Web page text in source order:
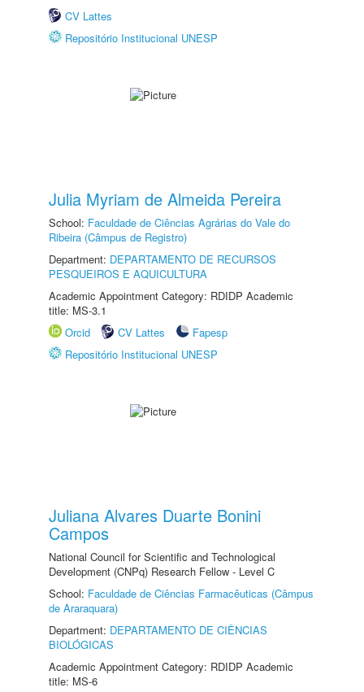
CV Lattes
Repositório Institucional UNESP
Julia Myriam de Almeida Pereira
School: Faculdade de Ciências Agrárias do Vale do
Ribeira (Câmpus de Registro)
Department: DEPARTAMENTO DE RECURSOS
PESQUEIROS E AQUICULTURA
Academic Appointment Category: RDIDP Academic
title: MS-3.1
Orcid
CV Lattes
Fapesp
Repositório Institucional UNESP
Juliana Alvares Duarte Bonini
Campos
National Council for Scientific and Technological
Development (CNPq) Research Fellow - Level C
School: Faculdade de Ciências Farmacêuticas (Câmpus
de Araraquara)
Department: DEPARTAMENTO DE CIÊNCIAS
BIOLÓGICAS
Academic Appointment Category: RDIDP Academic
title: MS-6